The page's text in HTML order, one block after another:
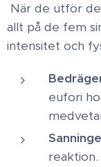
När de utför
allt på de fem
intensitet och
eufori